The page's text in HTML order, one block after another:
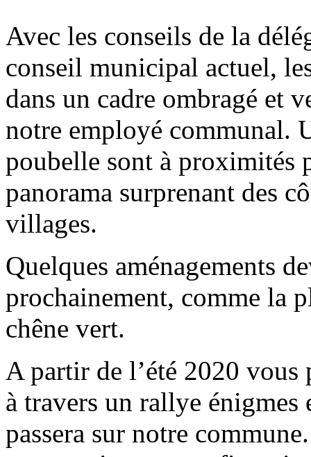
Avec les conseils de la
conseil municipal actuel,
dans un cadre ombragé et
notre employé communal.
poubelle sont à proximités
panorama surprenant des
villages.
Quelques aménagements
prochainement, comme la
chêne vert.
A partir de l’été 2020
à travers un rallye
passera sur notre